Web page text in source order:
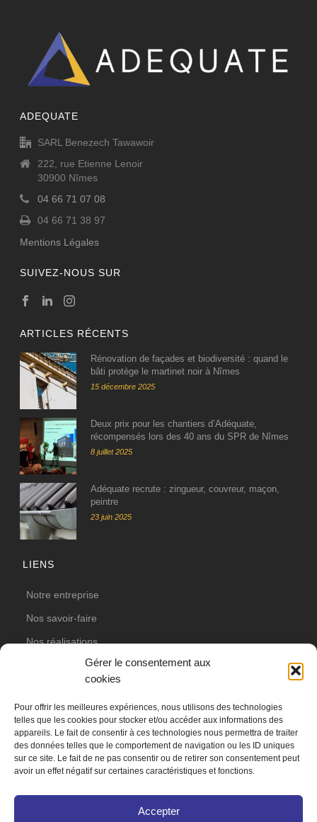
Gérer le consentement aux
cookies
Pour offrir les meilleures expériences, nous utilisons des technologies
telles que les cookies pour stocker et/ou accéder aux informations des
appareils. Le fait de consentir à ces technologies nous permettra de traiter
des données telles que le comportement de navigation ou les ID uniques
sur ce site. Le fait de ne pas consentir ou de retirer son consentement peut
avoir un effet négatif sur certaines caractéristiques et fonctions.
Accepter
ADEQUATE
SARL Benezech Tawawoir
222, rue Etienne Lenoir
30900 Nîmes
04 66 71 07 08
04 66 71 38 97
Mentions Légales
SUIVEZ-NOUS SUR
ARTICLES RÉCENTS
Rénovation de façades et biodiversité : quand le
bâti protège le martinet noir à Nîmes
15 décembre 2025
Deux prix pour les chantiers d’Adéquate,
récompensés lors des 40 ans du SPR de Nîmes
8 juillet 2025
Adéquate recrute : zingueur, couvreur, maçon,
peintre
23 juin 2025
LIENS
Notre entreprise
Nos savoir-faire
Nos réalisations
Nos partenaires
Contact
Joli Projet